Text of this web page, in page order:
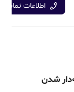
اطلاعات تماس